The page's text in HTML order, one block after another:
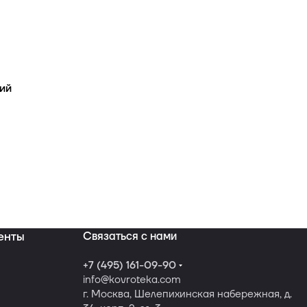
Связаться с нами
+7 (495) 161-09-90
info@kovroteka.com
г. Москва, Шелепихинская набережная, д.